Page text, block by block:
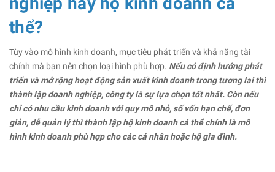
thể?
Tùy vào mô hình kinh doanh, mục tiêu phát triển và khả năng tài
chính mà bạn nên chọn loại hình phù hợp. Nếu có định hướng phát
triển và mở rộng hoạt động sản xuất kinh doanh trong tương lai thì
thành lập doanh nghiệp, công ty là sự lựa chọn tốt nhất. Còn nếu
chỉ có nhu cầu kinh doanh với quy mô nhỏ, số vốn hạn chế, đơn
giản, dễ quản lý thì thành lập hộ kinh doanh cá thể chính là mô
hình kinh doanh phù hợp cho các cá nhân hoặc hộ gia đình.